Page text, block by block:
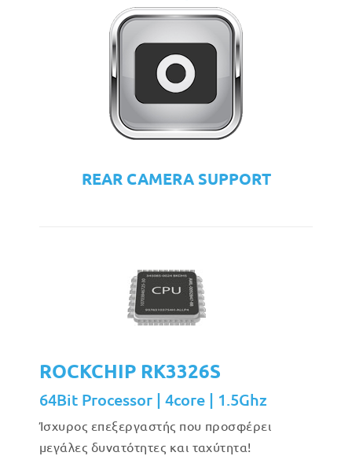
REAR CAMERA SUPPORT
ROCKCHIP RK3326S
64Bit Processor | 4core | 1.5Ghz
Ίσχυρος επεξεργαστής που προσφέρει
μεγάλες δυνατότητες και ταχύτητα!